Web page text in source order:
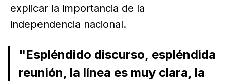
explicar la importancia de la
independencia nacional.
"Espléndido discurso, espléndida
reunión, la línea es muy clara, la